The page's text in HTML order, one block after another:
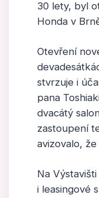
30 lety, byl
Honda v
Otevření
stvrzuje i
pana
dvacátý
zastoupení
avizovalo,
Na
i leasingové